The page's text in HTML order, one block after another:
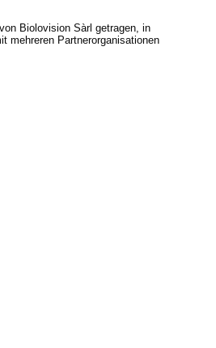
Biolovision Sàrl getragen, in
mehreren Partnerorganisationen